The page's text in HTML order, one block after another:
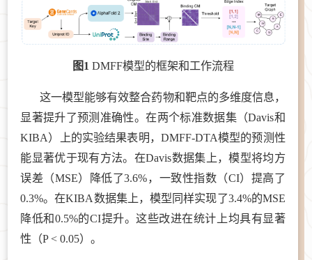
图1 DMFF模型的框架和工作流程
这一模型能够有效整合药物和靶点的多维度信息，
显著提升了预测准确性。在两个标准数据集（Davis和
KIBA）上的实验结果表明，DMFF-DTA模型的预测性
能显著优于现有方法。在Davis数据集上，模型将均方
误差（MSE）降低了3.6%，一致性指数（CI）提高了
0.3%。在KIBA数据集上，模型同样实现了3.4%的MSE
降低和0.5%的CI提升。这些改进在统计上均具有显著
性（P < 0.05）。